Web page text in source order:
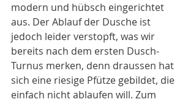
modern und hübsch eingerichtet
aus. Der Ablauf der Dusche ist
jedoch leider verstopft, was wir
bereits nach dem ersten Dusch-
Turnus merken, denn draussen hat
sich eine riesige Pfütze gebildet, die
einfach nicht ablaufen will. Zum